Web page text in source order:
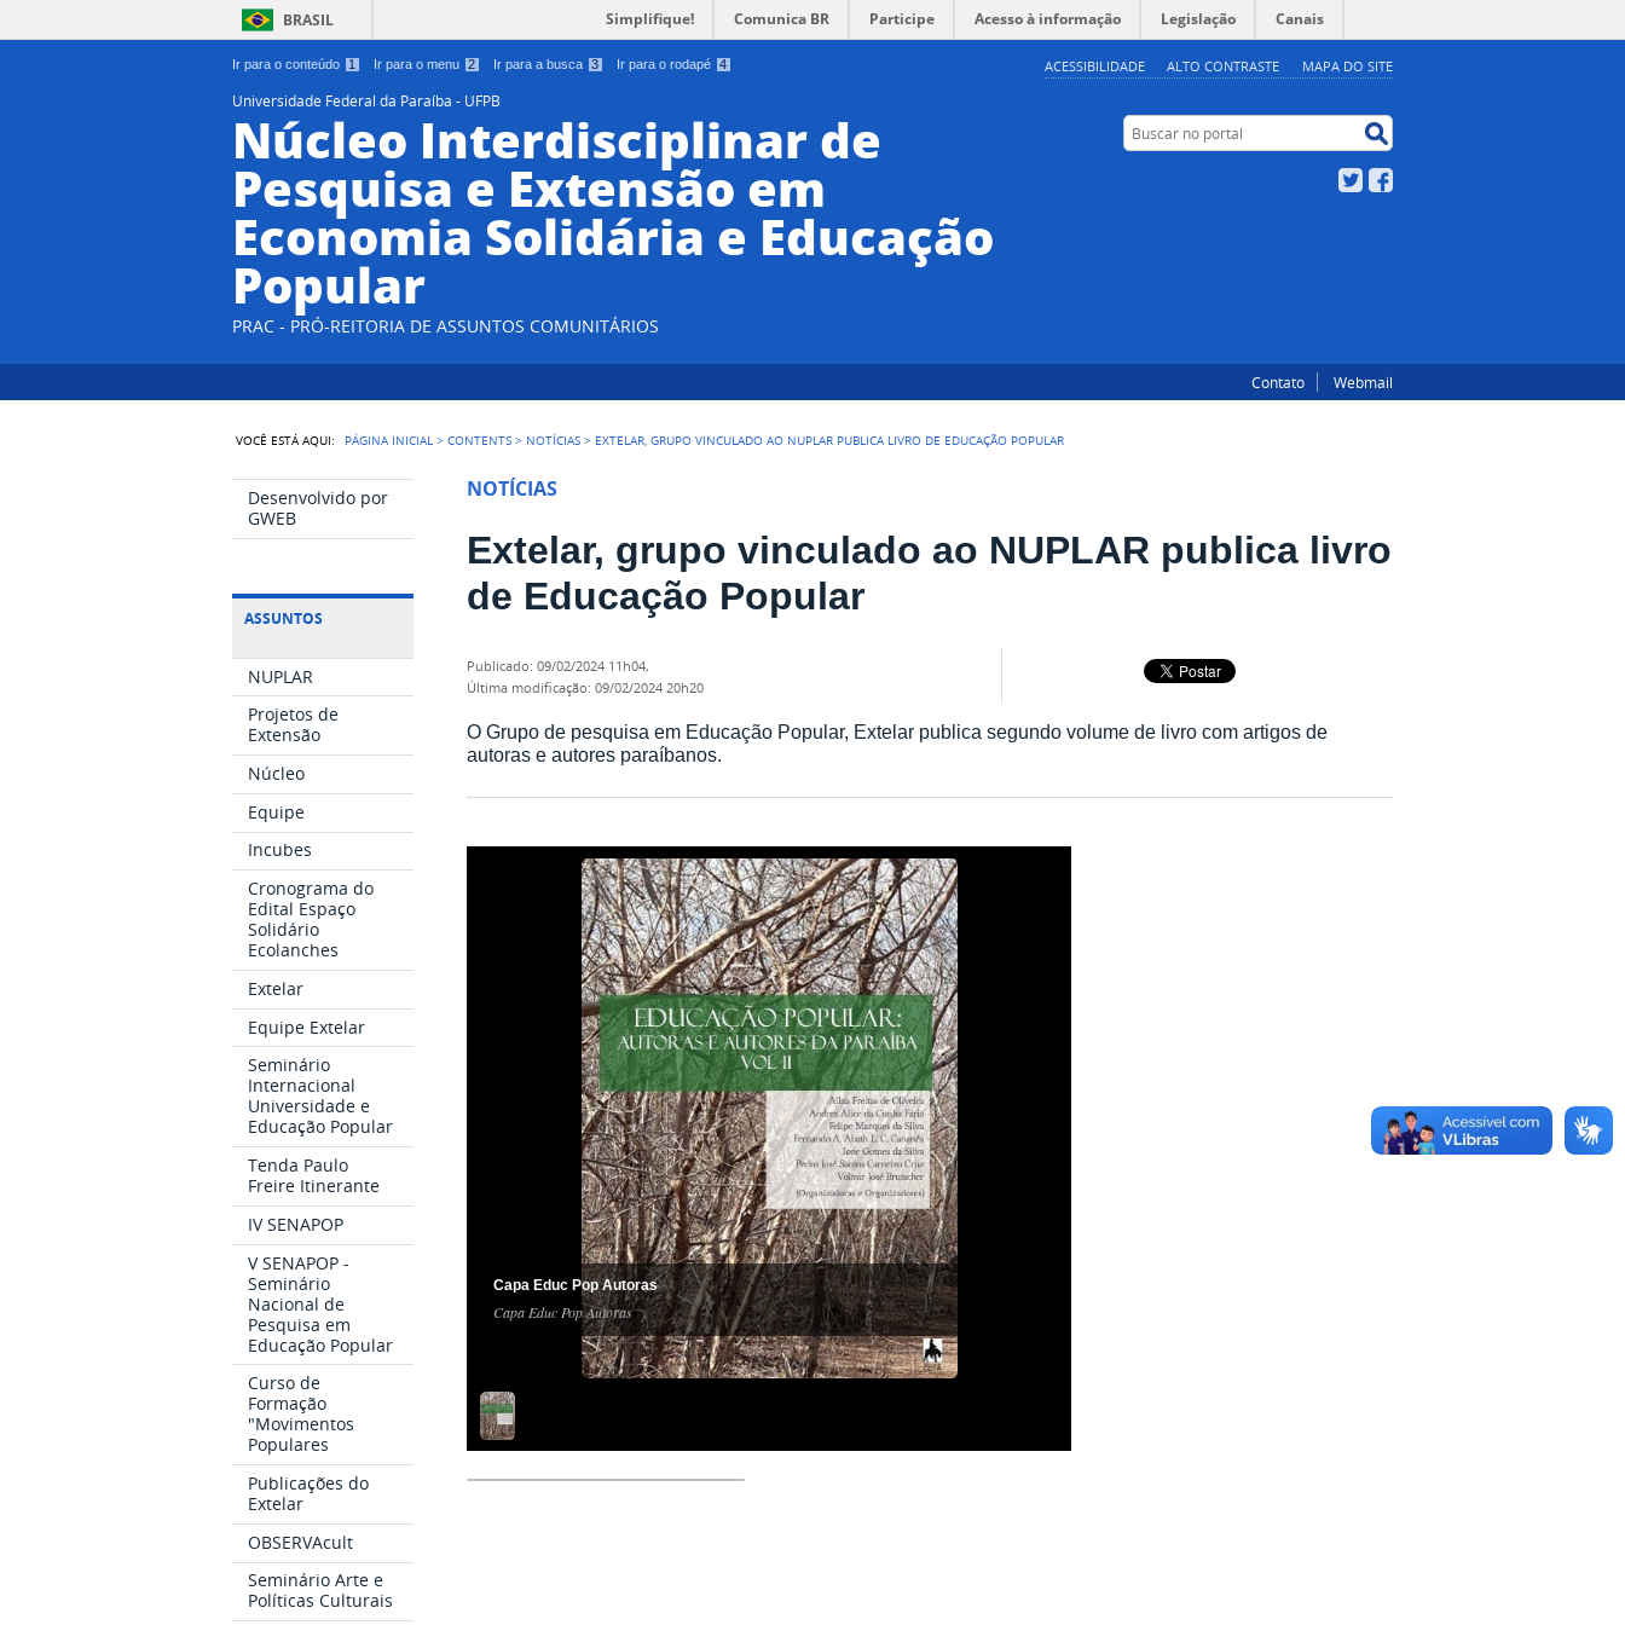
Ir para o conteúdo 1 Ir para o menu 2 Ir para a busca 3 Ir para o rodapé 4 ACESSIBILIDADE ALTO CONTRASTE MAPA DO SITE
BRASIL Simplifique! Comunica BR Participe Acesso à informação Legislação Canais
Universidade Federal da Paraíba - UFPB
Núcleo Interdisciplinar de
Pesquisa e Extensão em
Economia Solidária e Educação
Popular
PRAC - PRÓ-REITORIA DE ASSUNTOS COMUNITÁRIOS
Buscar no portal
Twitter
Contato Webmail
VOCÊ ESTÁ AQUI: PÁGINA INICIAL >CONTENTS > NOTÍCIAS > EXTELAR, GRUPO VINCULADO AO NUPLAR PUBLICA LIVRO DE EDUCAÇÃO POPULAR
Desenvolvido por
GWEB
ASSUNTOS
NUPLAR
Projetos de
Extensão
Núcleo
Equipe
Incubes
Cronograma do
Edital Espaço
Solidário
Ecolanches
Extelar
Equipe Extelar
Seminário
Internacional
Universidade e
Educação Popular
Tenda Paulo
Freire Itinerante
IV SENAPOP
V SENAPOP -
Seminário
Nacional de
Pesquisa em
Educação Popular
Curso de
Formação
"Movimentos
Populares
Publicações do
Extelar
OBSERVAcult
Seminário Arte e
Políticas Culturais
NOTÍCIAS
Extelar, grupo vinculado ao NUPLAR publica livro
de Educação Popular
publicado:09/02/2024 11h04,
última modificação:09/02/2024 20h20
O Grupo de pesquisa em Educação Popular, Extelar publica segundo volume de livro com artigos de
autoras e autores paraíbanos.
Capa Educ Pop Autoras
Capa Educ Pop Autoras